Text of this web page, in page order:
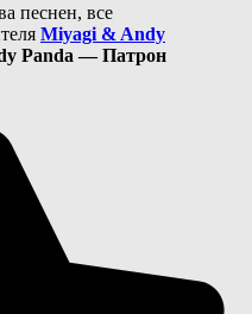
песнен, все
Miyagi & Andy
Panda — Патрон